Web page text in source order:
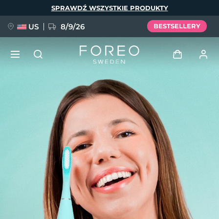
SPRAWDŹ WSZYSTKIE PRODUKTY
US 8/9/26 BESTSELLERY
Profil użytkownika
Moje urządzenia
Moje zamówienia
Moje adresy
Moje subskrypcje
FAQ™ Pure Beauty-Tech Elixir
BREAKING NEWS
issa™ Teeth Whitening Set
Deutsch
Español
Français
Italiano
Português
Svenska
Русский
简体中文 繁體中文